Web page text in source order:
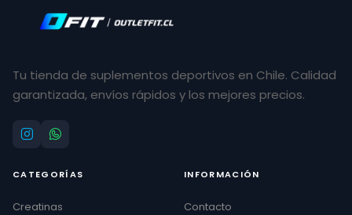
Tu tienda de suplementos deportivos en Chile. Calidad
garantizada, envíos rápidos y los mejores precios.
CATEGORÍAS
Creatinas
INFORMACIÓN
Contacto